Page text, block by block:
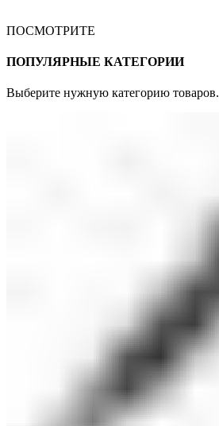
ПОСМОТРИТЕ
ПОПУЛЯРНЫЕ КАТЕГОРИИ
Выберите нужную категорию товаров.